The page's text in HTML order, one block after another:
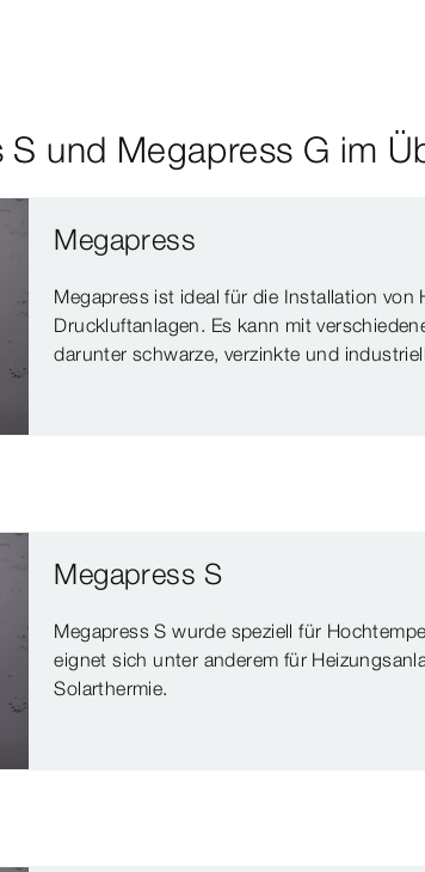
und Megapress G im
Megapress
Megapress ist ideal für die Installation von
Druckluftanlagen. Es kann mit
darunter schwarze, verzinkte und
Megapress S
Megapress S wurde speziell für
eignet sich unter anderem für
Solarthermie.